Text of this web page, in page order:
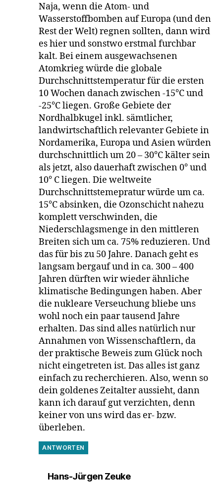
Naja, wenn die Atom- und
Wasserstoffbomben auf Europa (und den
Rest der Welt) regnen sollten, dann wird
es hier und sonstwo erstmal furchbar
kalt. Bei einem ausgewachsenen
Atomkrieg würde die globale
Durchschnittstemperatur für die ersten
10 Wochen danach zwischen -15°C und
-25°C liegen. Große Gebiete der
Nordhalbkugel inkl. sämtlicher,
landwirtschaftlich relevanter Gebiete in
Nordamerika, Europa und Asien würden
durchschnittlich um 20 – 30°C kälter sein
als jetzt, also dauerhaft zwischen 0° und
10° C liegen. Die weltweite
Durchschnittstemepratur würde um ca.
15°C absinken, die Ozonschicht nahezu
komplett verschwinden, die
Niederschlagsmenge in den mittleren
Breiten sich um ca. 75% reduzieren. Und
das für bis zu 50 Jahre. Danach geht es
langsam bergauf und in ca. 300 – 400
Jahren dürften wir wieder ähnliche
klimatische Bedingungen haben. Aber
die nukleare Verseuchung bliebe uns
wohl noch ein paar tausend Jahre
erhalten. Das sind alles natürlich nur
Annahmen von Wissenschaftlern, da
der praktische Beweis zum Glück noch
nicht eingetreten ist. Das alles ist ganz
einfach zu recherchieren. Also, wenn so
dein goldenes Zeitalter aussieht, dann
kann ich darauf gut verzichten, denn
keiner von uns wird das er- bzw.
überleben.
ANTWORTEN
Hans-Jürgen Zeukesagt: